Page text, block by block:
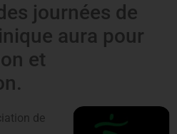
journées de
aura pour
et
de